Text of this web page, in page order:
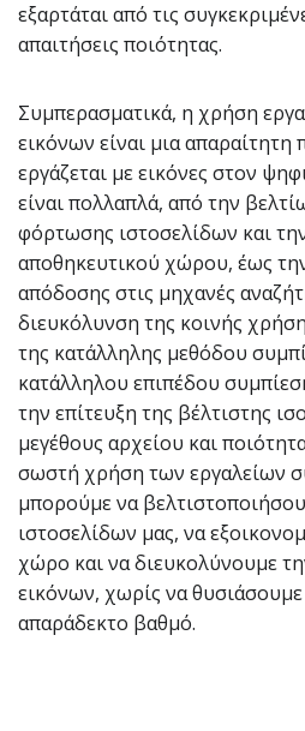
εξαρτάται από τις
απαιτήσεις ποιότητας.
Συμπερασματικά, η χρήση
εικόνων είναι μια απαραίτητη
εργάζεται με εικόνες στον
είναι πολλαπλά, από την
φόρτωσης ιστοσελίδων και
αποθηκευτικού χώρου, έως
απόδοσης στις μηχανές
διευκόλυνση της κοινής
της κατάλληλης μεθόδου
κατάλληλου επιπέδου
την επίτευξη της βέλτιστης
μεγέθους αρχείου και
σωστή χρήση των εργαλείων
μπορούμε να
ιστοσελίδων μας, να
χώρο και να διευκολύνουμε
εικόνων, χωρίς να
απαράδεκτο βαθμό.